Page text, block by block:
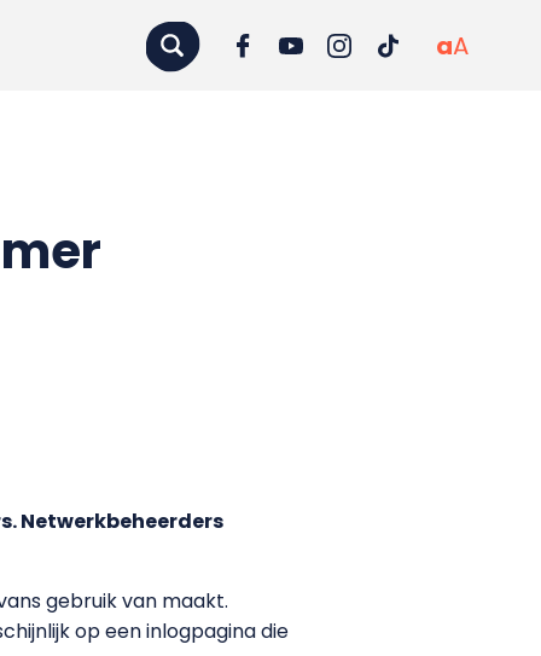
aA
Netwerkbeheerders
gebruik van maakt.
op een inlogpagina die